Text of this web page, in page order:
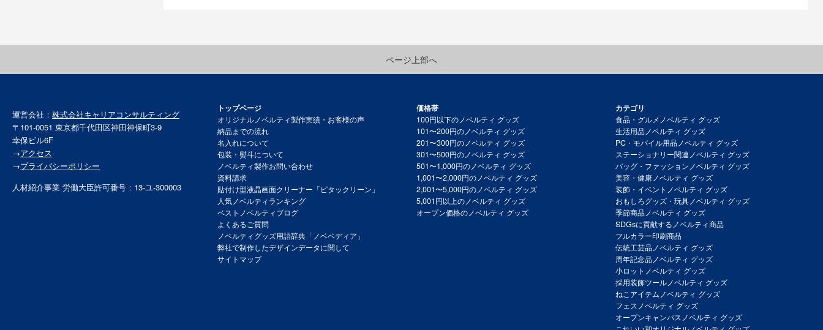
ページ上部へ
運営会社：株式会社キャリアコンサルティング
〒101-0051 東京都千代田区神田神保町3-9
幸保ビル6F
→アクセス
→プライバシーポリシー
人材紹介事業 労働大臣許可番号：13-ユ-300003
トップページ
オリジナルノベルティ製作実績・お客様の声
納品までの流れ
名入れについて
包装・熨斗について
ノベルティ製作お問い合わせ
資料請求
貼付け型液晶画面クリーナー「ピタックリーン」
人気ノベルティランキング
ベストノベルティブログ
よくあるご質問
ノベルティグッズ用語辞典「ノベペディア」
弊社で制作したデザインデータに関して
サイトマップ
価格帯
100円以下のノベルティ グッズ
101〜200円のノベルティ グッズ
201〜300円のノベルティ グッズ
301〜500円のノベルティ グッズ
501〜1,000円のノベルティ グッズ
1,001〜2,000円のノベルティ グッズ
2,001〜5,000円のノベルティ グッズ
5,001円以上のノベルティ グッズ
オープン価格のノベルティ グッズ
カテゴリ
食品・グルメノベルティ グッズ
生活用品ノベルティ グッズ
PC・モバイル用品ノベルティ グッズ
ステーショナリー関連ノベルティ グッズ
バッグ・ファッションノベルティ グッズ
美容・健康ノベルティ グッズ
装飾・イベントノベルティ グッズ
おもしろグッズ・玩具ノベルティ グッズ
季節商品ノベルティ グッズ
SDGsに貢献するノベルティ商品
フルカラー印刷商品
伝統工芸品ノベルティ グッズ
周年記念品ノベルティ グッズ
小ロットノベルティ グッズ
採用装飾ツールノベルティ グッズ
ねこアイテムノベルティ グッズ
フェスノベルティ グッズ
オープンキャンパスノベルティ グッズ